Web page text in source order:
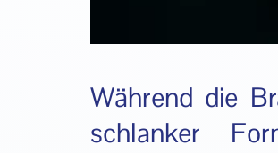
Während die
schlanker